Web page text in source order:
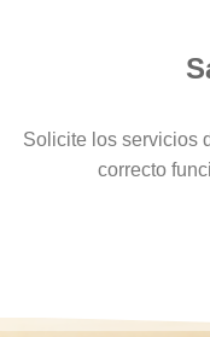
Solicite los servicios
correcto